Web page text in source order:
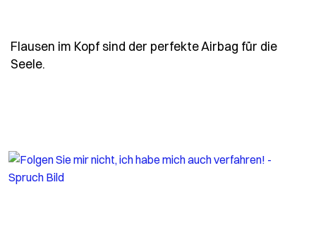
Flausen im Kopf sind der perfekte Airbag für die
Seele.